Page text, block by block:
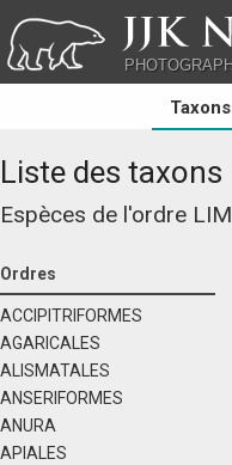
JJK
Taxons
Liste des taxons
Espèces de l'ordre
Ordres
ACCIPITRIFORMES
AGARICALES
ALISMATALES
ANSERIFORMES
ANURA
APIALES